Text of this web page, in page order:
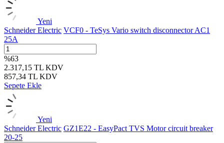
Yeni
Schneider Electric VCF0 - TeSys Vario switch disconnector AC1
25A
%63
2.317,15 TL KDV
857,34 TL KDV
Sepete Ekle
Yeni
Schneider Electric GZ1E22 - EasyPact TVS Motor circuit breaker
20-25